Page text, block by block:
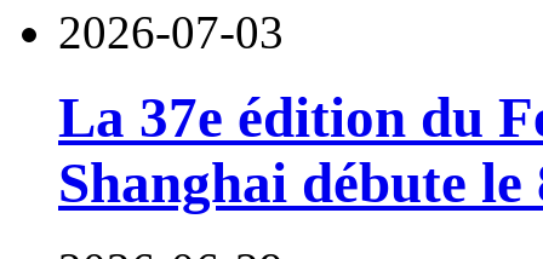
2026-07-03
La 37e édition du
Shanghai débute